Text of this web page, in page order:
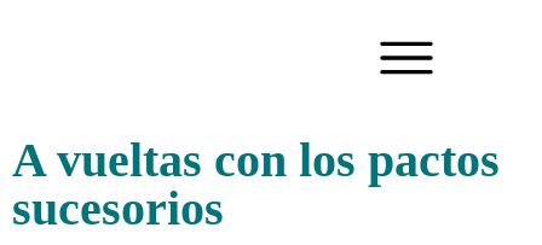
A vueltas con los pactos
sucesorios